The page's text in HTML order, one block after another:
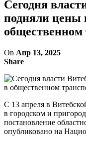
Сегодня
подняли цены
общественном
On Апр 13, 2025
Share
С 13 апреля в
в городском и
постановление
опубликовано на